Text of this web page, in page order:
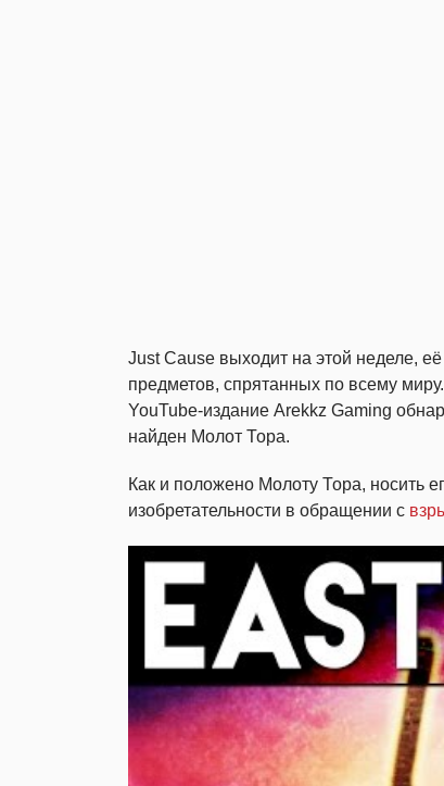
Just Cause выходит на этой неделе,
предметов, спрятанных по всему миру.
YouTube-издание Arekkz Gaming
найден Молот Тора.
Как и положено Молоту Тора, носить
изобретательности в обращении с